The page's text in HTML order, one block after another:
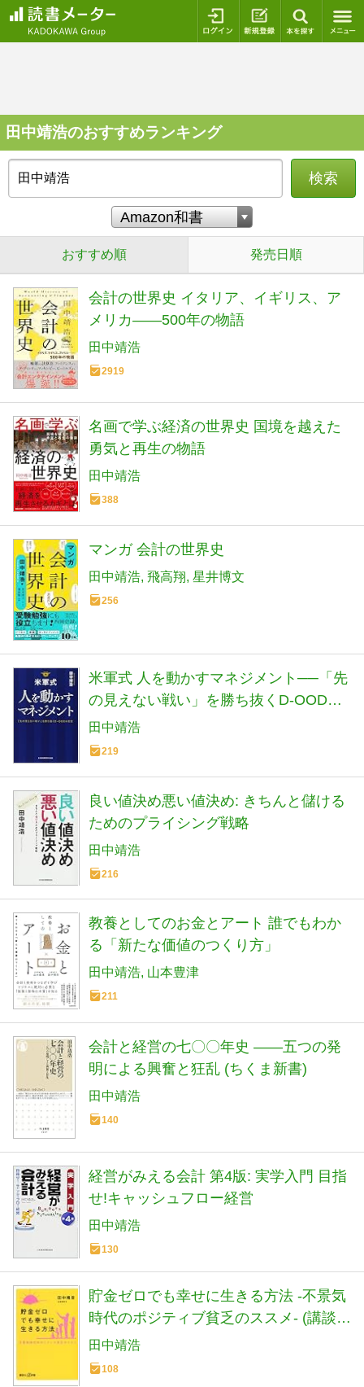
ログイン 新規登録
田中靖浩のおすすめランキング
検索
おすすめ順 発売日順
会計の世界史 イタリア、イギリス、ア
メリカ――500年の物語
田中靖浩
2919
名画で学ぶ経済の世界史 国境を越えた
勇気と再生の物語
田中靖浩
388
マンガ 会計の世界史
田中靖浩 飛高翔 星井博文
256
米軍式 人を動かすマネジメント──「先
の見えない戦い」を勝ち抜くD-OODA
経営
田中靖浩
219
良い値決め悪い値決め: きちんと儲ける
ためのプライシング戦略
田中靖浩
216
教養としてのお金とアート 誰でもわか
る「新たな価値のつくり方」
田中靖浩 山本豊津
211
会計と経営の七〇〇年史 ――五つの発
明による興奮と狂乱 (ちくま新書)
田中靖浩
140
経営がみえる会計 第4版: 実学入門 目指
せ!キャッシュフロー経営
田中靖浩
130
貯金ゼロでも幸せに生きる方法 -不景気
時代のポジティブ貧乏のススメ- (講談社
+α新書 594-2C)
田中靖浩
108